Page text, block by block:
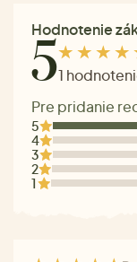
Hodnotenie
51
Pre pridanie
5
4
3
2
1